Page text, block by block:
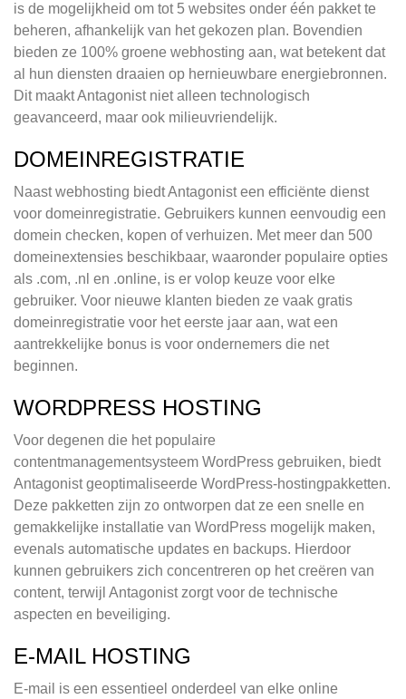
is de mogelijkheid om tot 5 websites onder één pakket te
beheren, afhankelijk van het gekozen plan. Bovendien
bieden ze 100% groene webhosting aan, wat betekent dat
al hun diensten draaien op hernieuwbare energiebronnen.
Dit maakt Antagonist niet alleen technologisch
geavanceerd, maar ook milieuvriendelijk.
DOMEINREGISTRATIE
Naast webhosting biedt Antagonist een efficiënte dienst
voor domeinregistratie. Gebruikers kunnen eenvoudig een
domein checken, kopen of verhuizen. Met meer dan 500
domeinextensies beschikbaar, waaronder populaire opties
als .com, .nl en .online, is er volop keuze voor elke
gebruiker. Voor nieuwe klanten bieden ze vaak gratis
domeinregistratie voor het eerste jaar aan, wat een
aantrekkelijke bonus is voor ondernemers die net
beginnen.
WORDPRESS HOSTING
Voor degenen die het populaire
contentmanagementsysteem WordPress gebruiken, biedt
Antagonist geoptimaliseerde WordPress-hostingpakketten.
Deze pakketten zijn zo ontworpen dat ze een snelle en
gemakkelijke installatie van WordPress mogelijk maken,
evenals automatische updates en backups. Hierdoor
kunnen gebruikers zich concentreren op het creëren van
content, terwijl Antagonist zorgt voor de technische
aspecten en beveiliging.
E-MAIL HOSTING
E-mail is een essentieel onderdeel van elke online